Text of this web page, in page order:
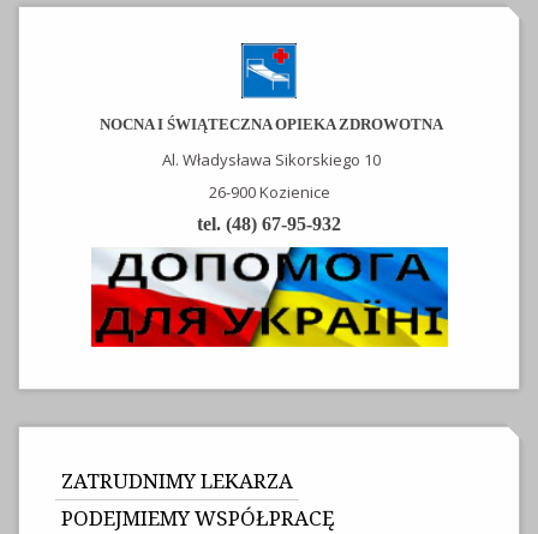
NOCNA I ŚWIĄTECZNA OPIEKA ZDROWOTNA
Al. Władysława Sikorskiego 10
26-900 Kozienice
tel. (48) 67-95-932
ZATRUDNIMY LEKARZA
PODEJMIEMY WSPÓŁPRACĘ